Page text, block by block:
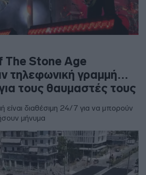
The Stone Age
τηλεφωνική γραμμή…
τους θαυμαστές τους
είναι διαθέσιμη 24/7 για να μπορούν
μήνυμα